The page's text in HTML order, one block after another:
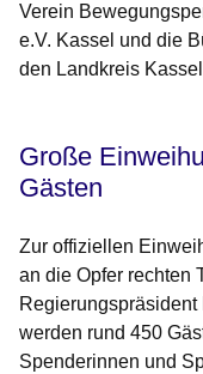
Verein
e.V. Kassel und die
den Landkreis
Große
Gästen
Zur offiziellen
an die Opfer rechten
Regierungspräsident
werden rund 450
Spenderinnen und